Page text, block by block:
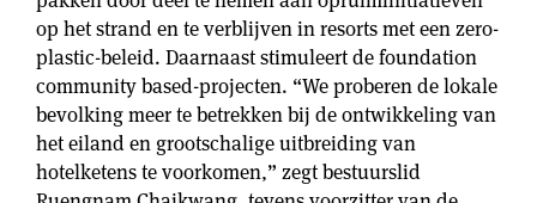
op het strand en te verblijven in resorts met een zero-
plastic-beleid. Daarnaast stimuleert de foundation
community based-projecten. “We proberen de lokale
bevolking meer te betrekken bij de ontwikkeling van
het eiland en grootschalige uitbreiding van
hotelketens te voorkomen,” zegt bestuurslid